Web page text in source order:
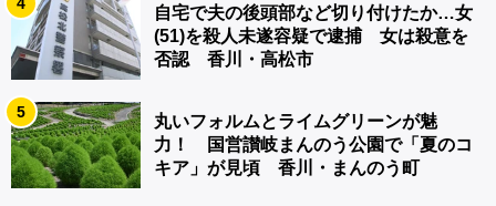
自宅で夫の後頭部など切り付けたか…女
(51)を殺人未遂容疑で逮捕 女は殺意を
否認 香川・高松市
5
丸いフォルムとライムグリーンが魅
力！ 国営讃岐まんのう公園で「夏のコ
キア」が見頃 香川・まんのう町